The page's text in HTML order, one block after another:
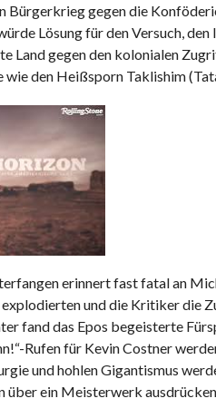
Bürgerkrieg gegen die
Lösung für den Versuch,
Land gegen den kolonialen
den Heißsporn Taklishim
erinnert fast fatal an
und die Kritiker die
fand das Epos begeisterte
Rufen für Kevin Costner
und hohlen Gigantismus
über ein Meisterwerk